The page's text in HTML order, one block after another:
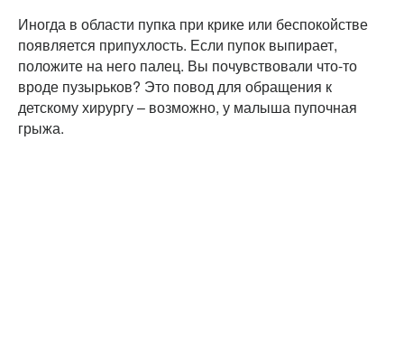
Иногда в области пупка при крике или беспокойстве
появляется припухлость. Если пупок выпирает,
положите на него палец. Вы почувствовали что-то
вроде пузырьков? Это повод для обращения к
детскому хирургу – возможно, у малыша пупочная
грыжа.